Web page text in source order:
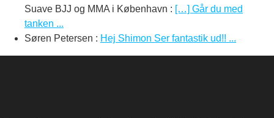
Suave BJJ og MMA i København : […] Går du med
tanken ...
Søren Petersen : Hej Shimon Ser fantastik ud!! ...